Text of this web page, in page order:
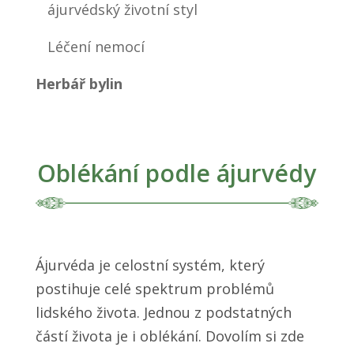
ájurvédský životní styl
Léčení nemocí
Herbář bylin
Oblékání podle ájurvédy
Ájurvéda je celostní systém, který
postihuje celé spektrum problémů
lidského života. Jednou z podstatných
částí života je i oblékání. Dovolím si zde